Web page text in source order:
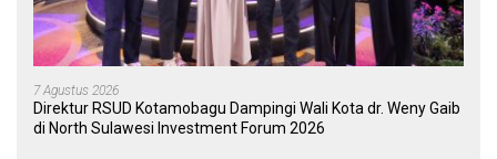
7 Agustus 2026
Direktur RSUD Kotamobagu Dampingi Wali Kota dr. Weny Gaib
di North Sulawesi Investment Forum 2026